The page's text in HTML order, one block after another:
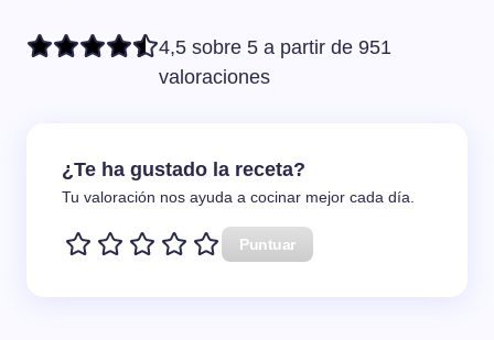
4,5 sobre 5 a partir de 951
valoraciones
¿Te ha gustado la receta?
Tu valoración nos ayuda a cocinar mejor cada día.
Puntuar